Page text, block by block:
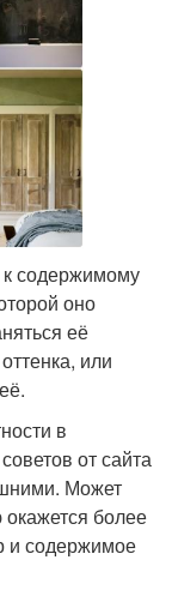
содержимому
оно
её
или
в
от сайта
Может
окажется более
и содержимое